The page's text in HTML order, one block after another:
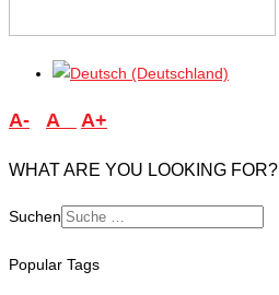
A- A A+
WHAT ARE YOU LOOKING FOR?
Suchen
for results.
Popular Tags